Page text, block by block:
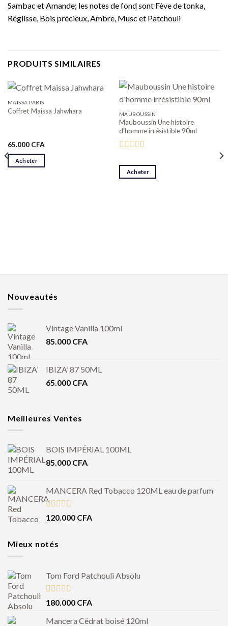
Sambac et Amande; les notes de fond sont Fève de tonka,
Réglisse, Bois précieux, Ambre, Musc et Patchouli
PRODUITS SIMILAIRES
MAÏSSA PARIS
Coffret Maissa Jahwhara
65.000 CFA
Acheter
MAUBOUSSIN
Mauboussin Une histoire
d’homme irrésistible 90ml
sur 5
Acheter
Nouveautés
Vintage Vanilla 100ml
85.000 CFA
IBIZA’ 87 50ML
65.000 CFA
Meilleures Ventes
BOIS IMPÉRIAL 100ML
85.000 CFA
MANCERA Red Tobacco 120ML eau de parfum
Note4.50
120.000 CFA
Mieux notés
Tom Ford Patchouli Absolu
Note5.00
180.000 CFA
Mancera Cédrat boisé 120ml